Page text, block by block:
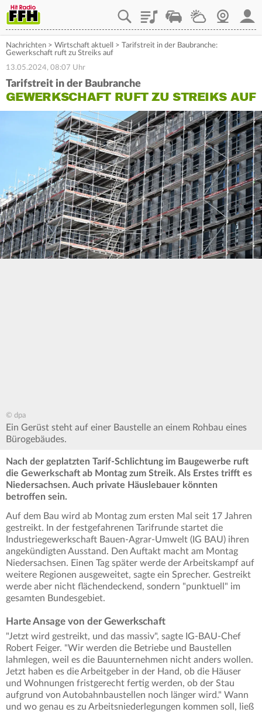
PlaylistStaupilotWetterWebcam
Nachrichten > Wirtschaft aktuell > Tarifstreit in der Baubranche:
Gewerkschaft ruft zu Streiks auf
13.05.2024, 08:07 Uhr
Tarifstreit in der Baubranche
GEWERKSCHAFT RUFT ZU STREIKS AUF
© dpa
Ein Gerüst steht auf einer Baustelle an einem Rohbau eines
Bürogebäudes.
Nach der geplatzten Tarif-Schlichtung im Baugewerbe ruft
die Gewerkschaft ab Montag zum Streik. Als Erstes trifft es
Niedersachsen. Auch private Häuslebauer könnten
betroffen sein.
Auf dem Bau wird ab Montag zum ersten Mal seit 17 Jahren
gestreikt. In der festgefahrenen Tarifrunde startet die
Industriegewerkschaft Bauen-Agrar-Umwelt (IG BAU) ihren
angekündigten Ausstand. Den Auftakt macht am Montag
Niedersachsen. Einen Tag später werde der Arbeitskampf auf
weitere Regionen ausgeweitet, sagte ein Sprecher. Gestreikt
werde aber nicht flächendeckend, sondern "punktuell" im
gesamten Bundesgebiet.
Harte Ansage von der Gewerkschaft
"Jetzt wird gestreikt, und das massiv", sagte IG-BAU-Chef
Robert Feiger. "Wir werden die Betriebe und Baustellen
lahmlegen, weil es die Bauunternehmen nicht anders wollen.
Jetzt haben es die Arbeitgeber in der Hand, ob die Häuser
und Wohnungen fristgerecht fertig werden, ob der Stau
aufgrund von Autobahnbaustellen noch länger wird." Wann
und wo genau es zu Arbeitsniederlegungen kommen soll, ließ